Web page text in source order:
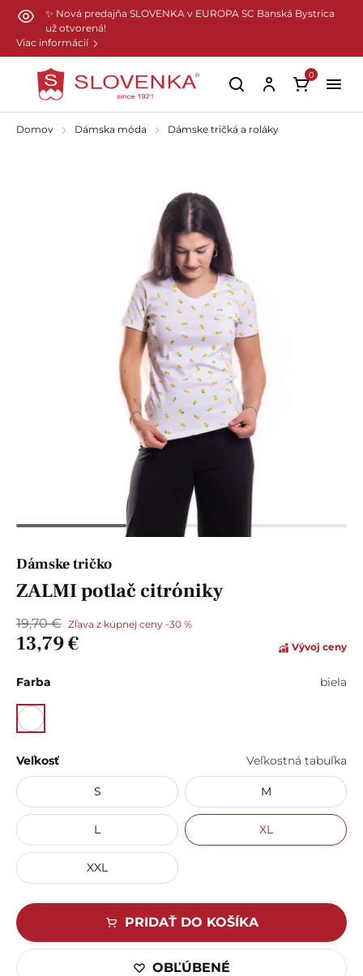
Preskočiť na hlavný obsah
✨ Nová predajňa SLOVENKA v EUROPA SC Banská Bystrica
už otvorená!
Viac informácií
0
Domov Dámska móda Dámske tričká a roláky
Dámske tričko
ZALMI potlač citróniky
19,70 € Zľava z kúpnej ceny -30 %
13,79 € Vývoj ceny
Farba biela
Veľkosť Veľkostná tabuľka
S M
L XL
XXL
PRIDAŤ DO KOŠÍKA
OBĽÚBENÉ